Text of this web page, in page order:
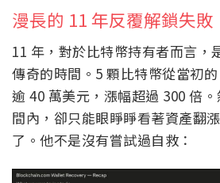
漫長的 11 年反覆解鎖失敗
11 年，對於比特幣持有者而言，
傳奇的時間。5 顆比特幣從當初
逾 40 萬美元，漲幅超過 300 倍
間內，卻只能眼睜睜看著資產翻
了。他不是沒有嘗試過自救：